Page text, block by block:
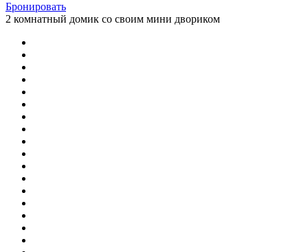
Бронировать
2 комнатный домик со своим мини двориком